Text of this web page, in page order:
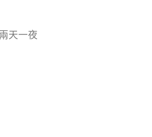
天一夜